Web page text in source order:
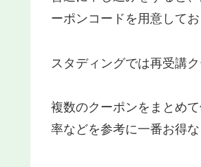
ーポンコードを用意してお
スタディングでは再受講
複数のクーポンをまとめ
率などを参考に一番お得